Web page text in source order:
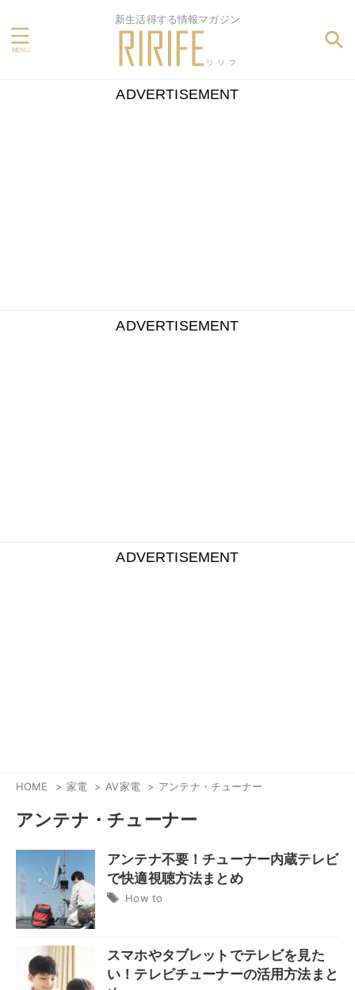
新生活得する情報マガジン
ADVERTISEMENT
ADVERTISEMENT
ADVERTISEMENT
HOME 家電 AV家電 アンテナ・チューナー
アンテナ・チューナー
アンテナ不要！チューナー内蔵テレビ
で快適視聴方法まとめ
How to
スマホやタブレットでテレビを見た
い！テレビチューナーの活用方法まと